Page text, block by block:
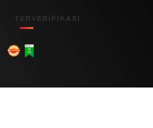
TERVERIFIKASI